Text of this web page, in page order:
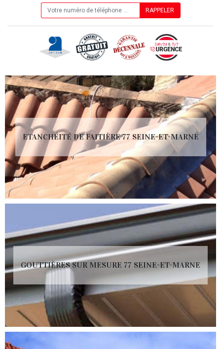
ETANCHÉITÉ DE FAITIÈRE 77 SEINE-ET-MARNE
GOUTTIÈRES SUR MESURE 77 SEINE-ET-MARNE